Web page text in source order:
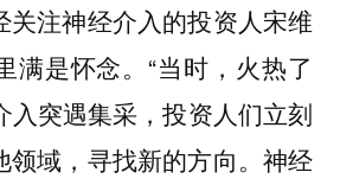
关注神经介入的投资人宋维
满是怀念。“当时，火热了
入突遇集采，投资人们立刻
领域，寻找新的方向。神经